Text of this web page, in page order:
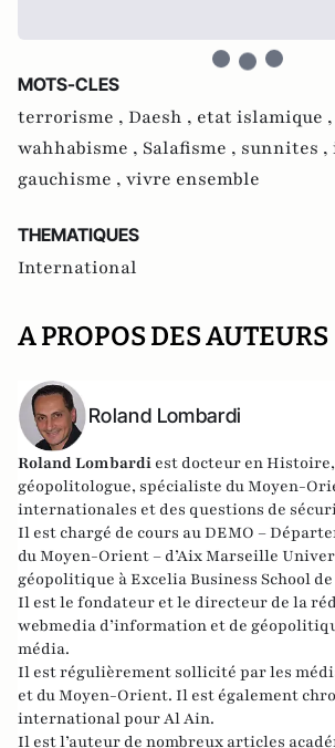
MOTS-CLES
terrorisme , Daesh , etat islamique ,
wahhabisme , Salafisme , sunnites ,
gauchisme , vivre ensemble
THEMATIQUES
International
A PROPOS DES AUTEURS
Roland Lombardi
Roland Lombardi est docteur en
géopolitologue, spécialiste du Moyen-
internationales et des questions de
Il est chargé de cours au DEMO –
du Moyen-Orient – d’Aix Marseille
géopolitique à Excelia Business School
Il est le fondateur et le directeur de la
webmedia d’information et de
média.
Il est régulièrement sollicité par les
et du Moyen-Orient. Il est également
international pourAl Ain.
Il est l’auteur de nombreux articles